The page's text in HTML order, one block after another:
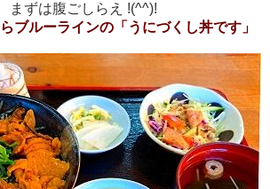
まずは腹ごしらえ !(^^)!
ブルーラインの「うにづくし丼です」